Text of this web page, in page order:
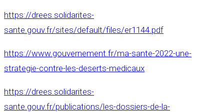
https://drees.solidarites-
sante.gouv.fr/sites/default/files/er1144.pdf
https://www.gouvernement.fr/ma-sante-2022-une-
strategie-contre-les-deserts-medicaux
https://drees.solidarites-
sante.gouv.fr/publications/les-dossiers-de-la-